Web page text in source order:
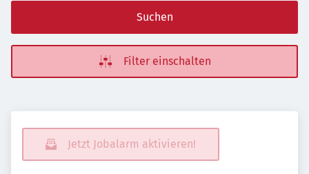
Suchen
Filter einschalten
Jetzt Jobalarm aktivieren!